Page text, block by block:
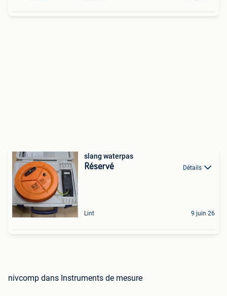
slang waterpas
Réservé Détails
Lint 9 juin 26
nivcomp dans Instruments de mesure